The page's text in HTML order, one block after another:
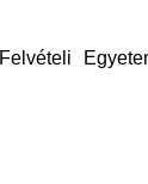
Felvételi